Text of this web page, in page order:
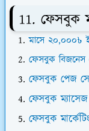
11. ফেসবুক
মাসে
ফেসবুক
ফেসবুক পেজ
ফেসবুক
ফেসবুক